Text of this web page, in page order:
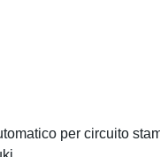
per circuito